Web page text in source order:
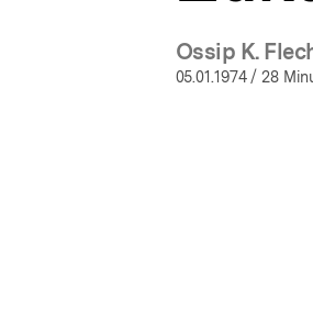
Ossip K.
05.01.1974/ 28